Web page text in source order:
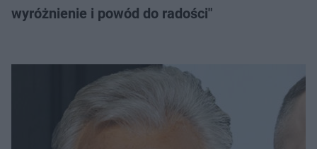
wyróżnienie i powód do radości"